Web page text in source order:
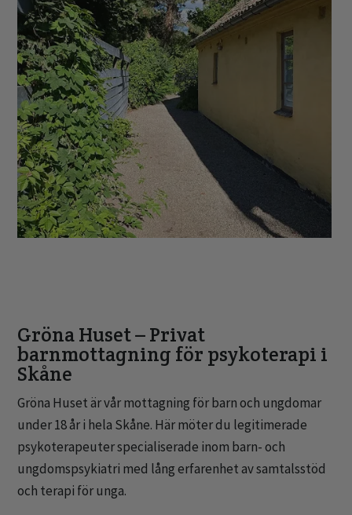
Gröna Huset – Privat
barnmottagning för psykoterapi i
Skåne
Gröna Huset är vår mottagning för barn och ungdomar
under 18 år i hela Skåne. Här möter du legitimerade
psykoterapeuter specialiserade inom barn- och
ungdomspsykiatri med lång erfarenhet av samtalsstöd
och terapi för unga.